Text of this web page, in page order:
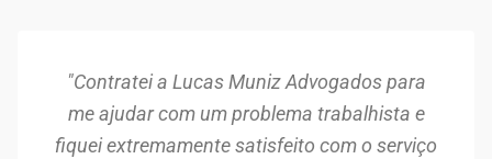
"Contratei a Lucas Muniz Advogados para
me ajudar com um problema trabalhista e
fiquei extremamente satisfeito com o serviço